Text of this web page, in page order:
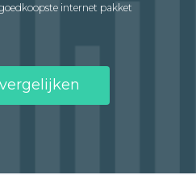
internet pakket